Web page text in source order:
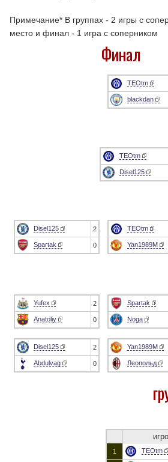
Примечание* В группах - 2 игры с
место и финал - 1 игра с соперником
Финал
TEOtm
blackdan
TEOtm
Disel125
Disel125 2
Spartak 0
TEOtm
Yan1989M
Yufex 2
Anatoliy 0
Spartak
Noga
Disel125 2
Abdulvag 0
Yan1989M
Леопольд
1 TEOtm